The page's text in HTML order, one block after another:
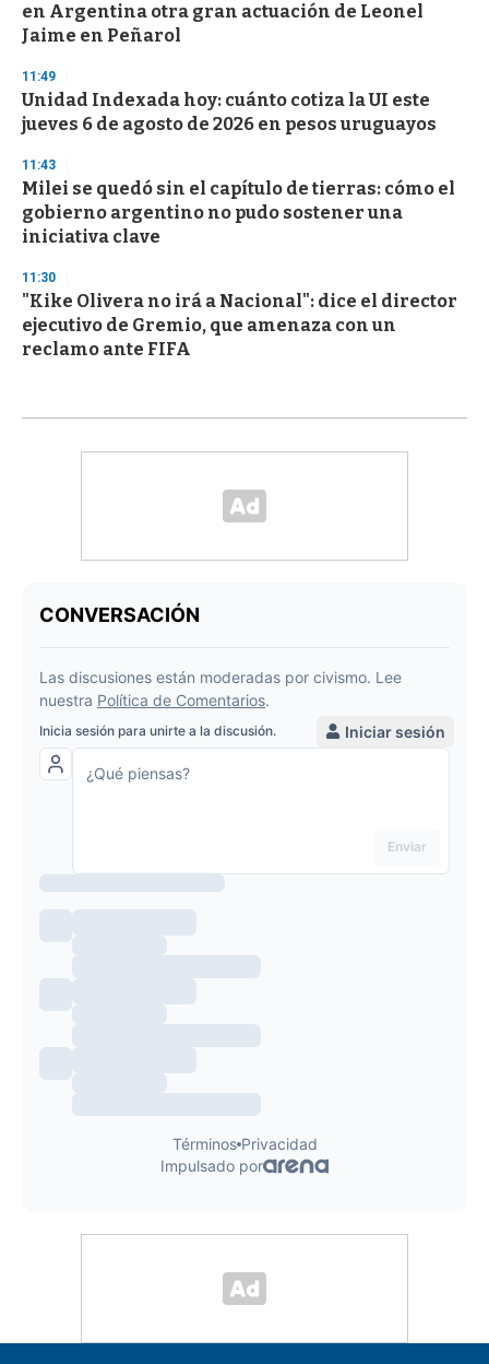
en Argentina otra gran actuación de Leonel
Jaime en Peñarol
11:49
Unidad Indexada hoy: cuánto cotiza la UI este
jueves 6 de agosto de 2026 en pesos uruguayos
11:43
Milei se quedó sin el capítulo de tierras: cómo el
gobierno argentino no pudo sostener una
iniciativa clave
11:30
"Kike Olivera no irá a Nacional": dice el director
ejecutivo de Gremio, que amenaza con un
reclamo ante FIFA